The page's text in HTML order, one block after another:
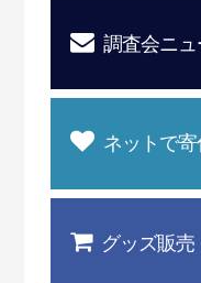
調査会ニュ
ネットで寄
グッズ販売